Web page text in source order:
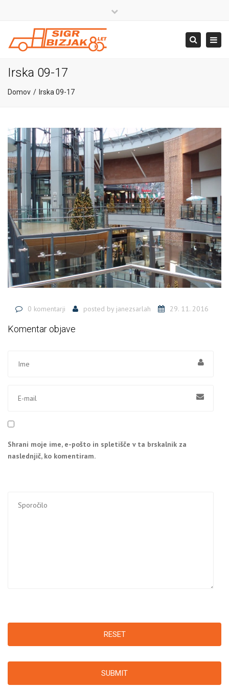
+386 4 581 37 00
Search
Irska 09-17
Domov Irska 09-17
0 komentarji posted by janezsarlah 29. 11. 2016
Komentar objave
Shrani moje ime, e-pošto in spletišče v ta brskalnik za
naslednjič, ko komentiram.
RESET
SUBMIT